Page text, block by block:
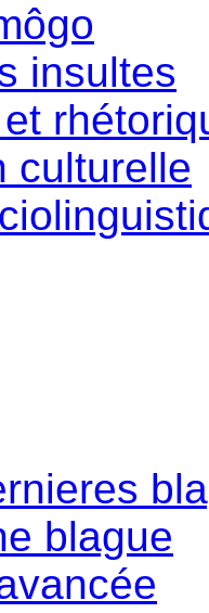
insultes
culturelle
blague